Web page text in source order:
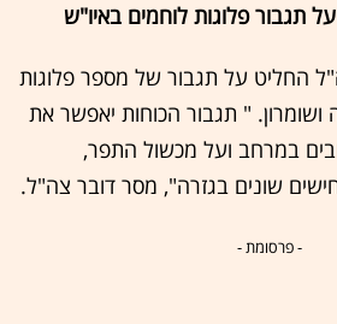
החליט על תגבור של מספר פלוגות
ושומרון. " תגבור הכוחות יאפשר את
במרחב ועל מכשול התפר,
שונים בגזרה", מסר דובר צה"ל.
- פרסומת -